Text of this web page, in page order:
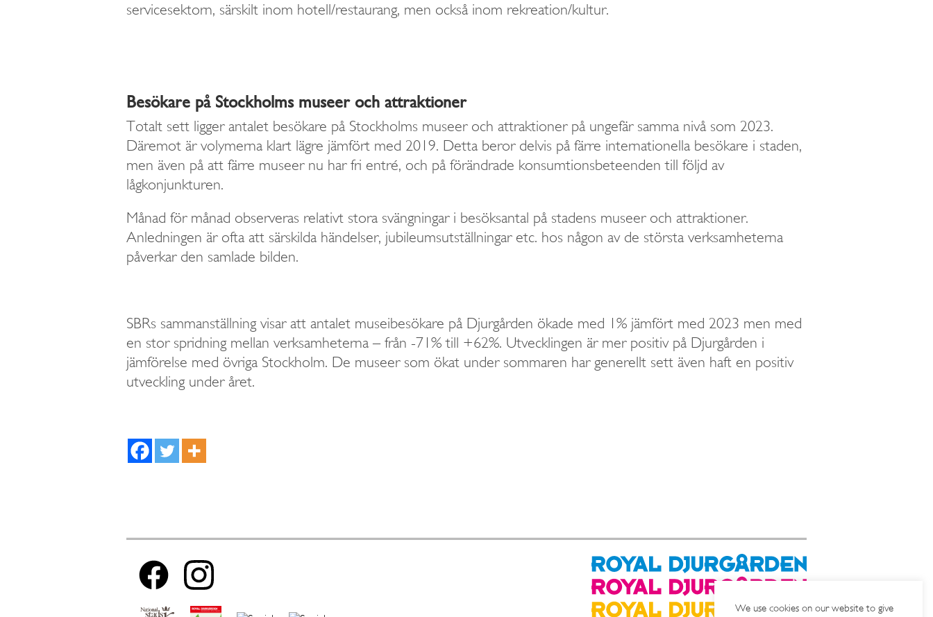
servicesektorn, särskilt inom hotell/restaurang, men också inom rekreation/kultur.
Besökare på Stockholms museer och attraktioner
Totalt sett ligger antalet besökare på Stockholms museer och attraktioner på ungefär samma nivå som 2023.
Däremot är volymerna klart lägre jämfört med 2019. Detta beror delvis på färre internationella besökare i staden,
men även på att färre museer nu har fri entré, och på förändrade konsumtionsbeteenden till följd av
lågkonjunkturen.
Månad för månad observeras relativt stora svängningar i besöksantal på stadens museer och attraktioner.
Anledningen är ofta att särskilda händelser, jubileumsutställningar etc. hos någon av de största verksamheterna
påverkar den samlade bilden.
SBRs sammanställning visar att antalet museibesökare på Djurgården ökade med 1% jämfört med 2023 men med
en stor spridning mellan verksamheterna – från -71% till +62%. Utvecklingen är mer positiv på Djurgården i
jämförelse med övriga Stockholm. De museer som ökat under sommaren har generellt sett även haft en positiv
utveckling under året.
We use cookies on our website to give